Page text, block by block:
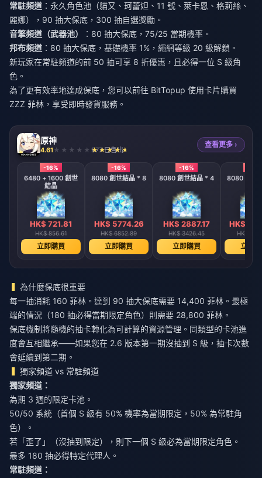
常駐頻道 ：永久角色池（貓又、珂蕾妲、11 號、萊卡恩、格莉絲、
麗娜），90 抽大保底，300 抽自選獎勵。
音擎頻道（武器池）
：80 抽大保底，75/25 當期機率。
邦布頻道 ：80 抽大保底，基礎機率 1%，繩網等級 20 級解鎖。
新玩家在常駐頻道的前 50 抽可享 8 折優惠，且必得一位 S 級角
色。
為了更有效率地達成保底，您可以前往 BitTopup 使用卡片購買
ZZZ 菲林 ，享受即時發貨服務。
原神
4.61 977 已售出
查看更多 ›
-16%
6480 + 1600 創世
結晶
HK$ 721.81
HK$ 856.61
立即購買
-16%
8080 創世結晶 * 8
HK$ 5774.26
HK$ 6852.89
立即購買
-16%
8080 創世結晶 * 4
HK$ 2887.17
HK$ 3426.45
立即購買
8080 創世
HK$
HK$
立即
為什麼保底很重要
每一抽消耗 160 菲林。達到 90 抽大保底需要 14,400 菲林。最極
端的情況（180 抽必得當期限定角色）則需要 28,800 菲林。
保底機制將隨機的抽卡轉化為可計算的資源管理。同類型的卡池進
度會互相繼承——如果您在 2.6 版本第一期沒抽到 S 級，抽卡次數
會延續到第二期。
獨家頻道 vs 常駐頻道
獨家頻道：
為期 3 週的限定卡池。
50/50 系統（首個 S 級有 50% 機率為當期限定，50% 為常駐角
色）。
若「歪了」（沒抽到限定），則下一個 S 級必為當期限定角色。
最多 180 抽必得特定代理人。
常駐頻道：